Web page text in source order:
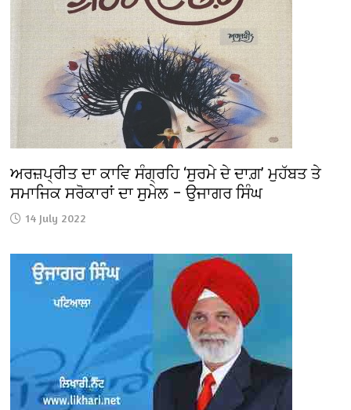
ਅਰਜ਼ਪ੍ਰੀਤ ਦਾ ਕਾਵਿ ਸੰਗ੍ਰਹਿ ‘ਸੁਰਮੇ ਦੇ ਦਾਗ਼’ ਮੁਹੱਬਤ ਤੇ
ਸਮਾਜਿਕ ਸਰੋਕਾਰਾਂ ਦਾ ਸੁਮੇਲ – ਉਜਾਗਰ ਸਿੰਘ
14 July 2022